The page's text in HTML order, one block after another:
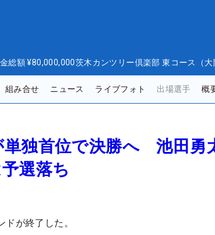
総額 ¥80,000,000茨木カンツリー倶楽部 東コース（大
組み合せ ニュース ライブフォト 出場選手 概
単独首位で決勝へ 池田勇
選落ち
が終了した。